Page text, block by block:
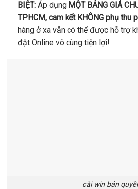
BIỆT:Áp dụng MỘT BẢNG GIÁ
TPHCM, cam kết KHÔNG phụ thu
hàng ở xa vẫn có thể được hỗ trợ
đặt Online vô cùng tiện lợi!
cài win bản